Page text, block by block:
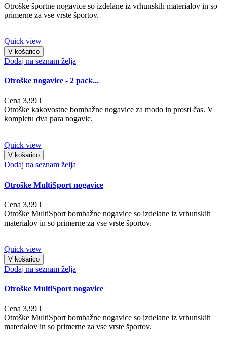
Otroške športne nogavice so izdelane iz vrhunskih materialov in so
primerne za vse vrste športov.
Quick view
V košarico
Dodaj na seznam želja
Otroške nogavice - 2 pack...
Cena 3,99 €
Otroške kakovostne bombažne nogavice za modo in prosti čas. V
kompletu dva para nogavic.
Quick view
V košarico
Dodaj na seznam želja
Otroške MultiSport nogavice
Cena 3,99 €
Otroške MultiSport bombažne nogavice so izdelane iz vrhunskih
materialov in so primerne za vse vrste športov.
Quick view
V košarico
Dodaj na seznam želja
Otroške MultiSport nogavice
Cena 3,99 €
Otroške MultiSport bombažne nogavice so izdelane iz vrhunskih
materialov in so primerne za vse vrste športov.